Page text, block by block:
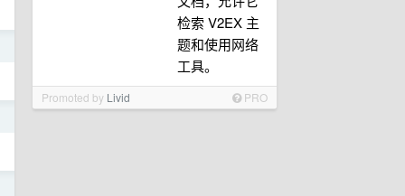
检索 V2EX 主
题和使用网络
工具。
Promoted by Livid PRO